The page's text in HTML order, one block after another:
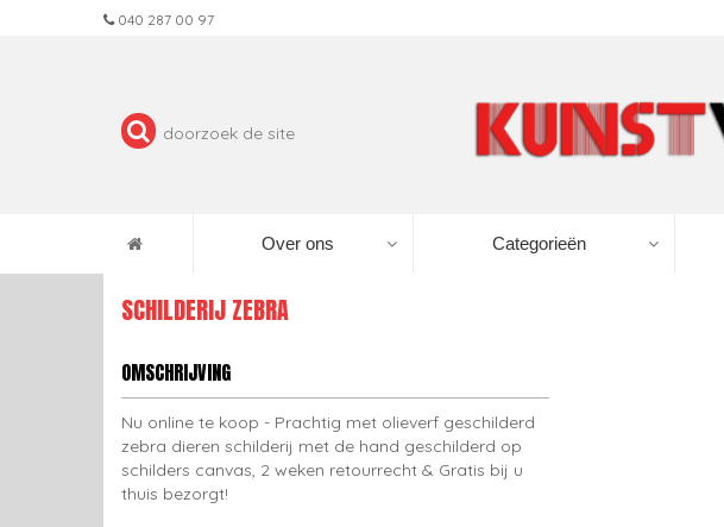
040 287 00 97
Over ons Categorieën
SCHILDERIJ ZEBRA
OMSCHRIJVING
Nu online te koop - Prachtig met olieverf geschilderd
zebra dieren schilderij met de hand geschilderd op
schilders canvas, 2 weken retourrecht & Gratis bij u
thuis bezorgt!